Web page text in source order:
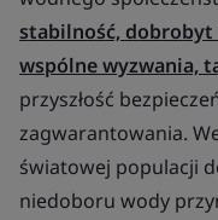
stabilność, dobrobyt
wspólne wyzwania,
przyszłość
zagwarantowania.
światowej populacji
niedoboru wody